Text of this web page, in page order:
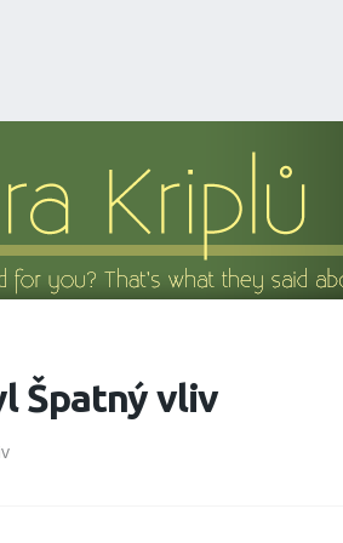
Špatný vliv